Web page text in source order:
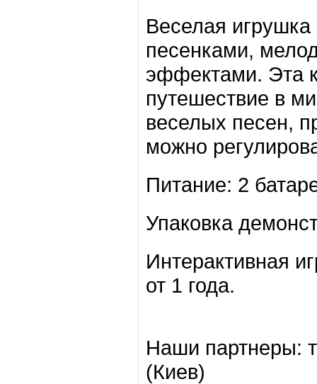
Веселая
песенками,
эффектами. Эта
путешествие в
веселых песен,
можно
Питание: 2
Упаковка
Интерактивная
от 1 года.
Наши партнеры:
(Киев)